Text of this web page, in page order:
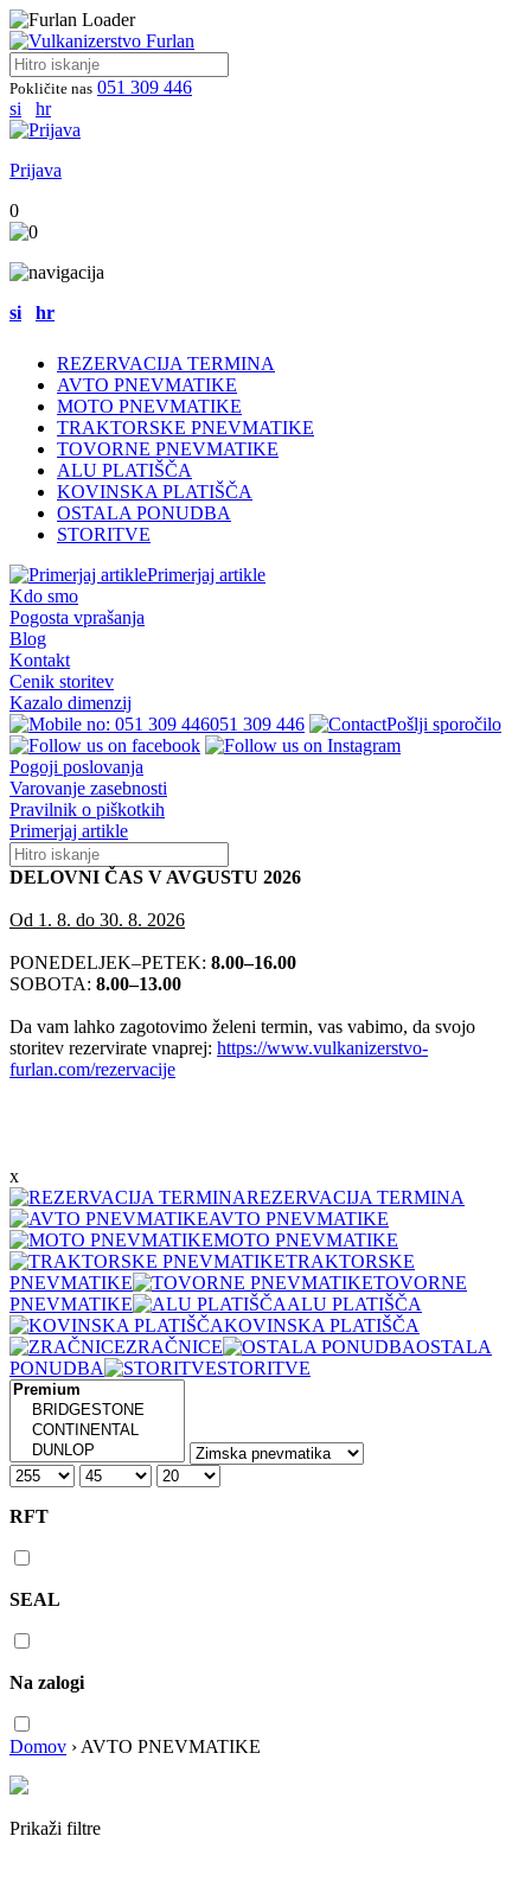
Pokličite nas 051 309 446
si
hr
Prijava
0
si hr
REZERVACIJA TERMINA
AVTO PNEVMATIKE
MOTO PNEVMATIKE
TRAKTORSKE PNEVMATIKE
TOVORNE PNEVMATIKE
ALU PLATIŠČA
KOVINSKA PLATIŠČA
OSTALA PONUDBA
STORITVE
Primerjaj artikle
Kdo smo
Pogosta vprašanja
Blog
Kontakt
Cenik storitev
Kazalo dimenzij
051 309 446
Pošlji sporočilo
Pogoji poslovanja
Varovanje zasebnosti
Pravilnik o piškotkih
Primerjaj artikle
DELOVNI ČAS V AVGUSTU 2026
Od 1. 8. do 30. 8. 2026
PONEDELJEK–PETEK: 8.00–16.00
SOBOTA: 8.00–13.00
Da vam lahko zagotovimo želeni termin, vas vabimo, da svojo
storitev rezervirate vnaprej: https://www.vulkanizerstvo-
furlan.com/rezervacije
x
REZERVACIJA TERMINA
AVTO PNEVMATIKE
MOTO PNEVMATIKE
TRAKTORSKE
PNEVMATIKE
TOVORNE
PNEVMATIKE
ALU PLATIŠČA
KOVINSKA PLATIŠČA
ZRAČNICE
OSTALA
PONUDBA
STORITVE
RFT
SEAL
Na zalogi
Domov › AVTO PNEVMATIKE
Prikaži filtre